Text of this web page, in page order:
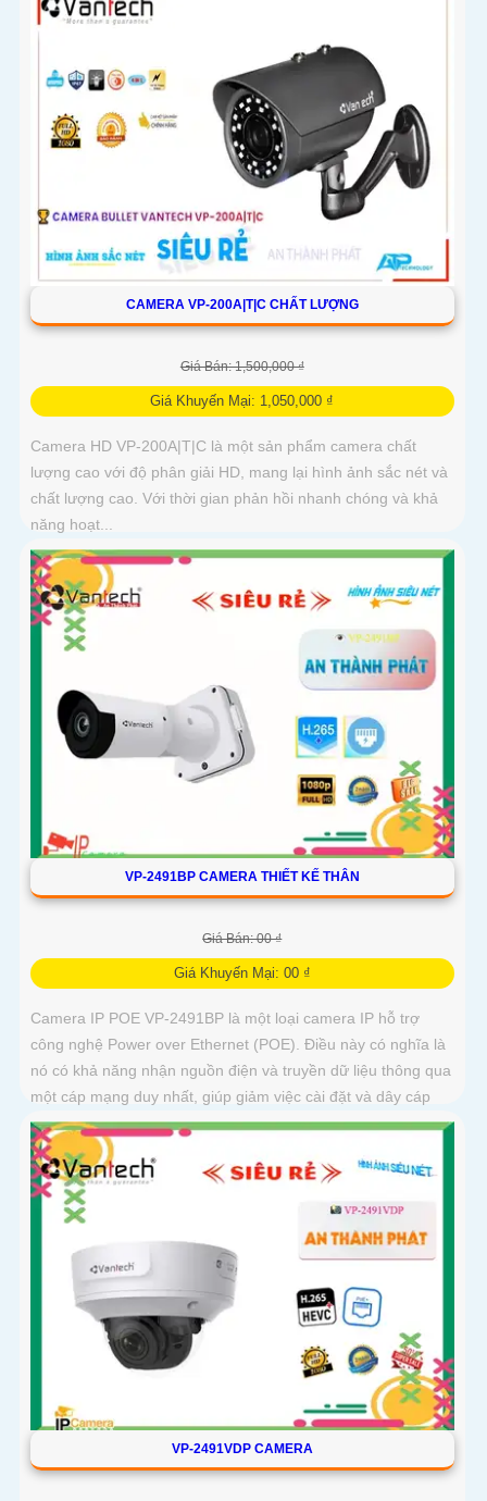
CAMERA VP-200A|T|C CHẤT LƯỢNG
Giá Bán: 1,500,000 ₫
Giá Khuyến Mại: 1,050,000 ₫
Camera HD VP-200A|T|C là một sản phẩm camera chất
lượng cao với độ phân giải HD, mang lại hình ảnh sắc nét và
chất lượng cao. Với thời gian phản hồi nhanh chóng và khả
năng hoạt...
VP-2491BP CAMERA THIẾT KẾ THÂN
Giá Bán: 00 ₫
Giá Khuyến Mại: 00 ₫
Camera IP POE VP-2491BP là một loại camera IP hỗ trợ
công nghệ Power over Ethernet (POE). Điều này có nghĩa là
nó có khả năng nhận nguồn điện và truyền dữ liệu thông qua
một cáp mạng duy nhất, giúp giảm việc cài đặt và dây cáp
phức tạp
VP-2491VDP CAMERA